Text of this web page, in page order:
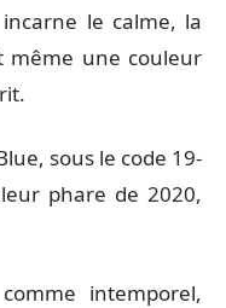
le calme, la
même une couleur
sous le code 19-
phare de 2020,
intemporel,